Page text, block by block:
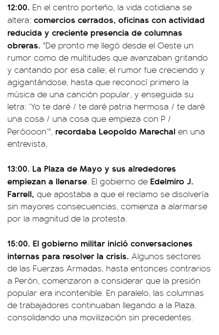
12:00. En el centro porteño, la vida cotidiana se
altera: comercios cerrados, oficinas con actividad
reducida y creciente presencia de columnas
obreras. "De pronto me llegó desde el Oeste un
rumor como de multitudes que avanzaban gritando
y cantando por esa calle; el rumor fue creciendo y
agigantándose, hasta que reconocí primero la
música de una canción popular, y enseguida su
letra: ‘Yo te daré / te daré patria hermosa / te daré
una cosa / una cosa que empieza con P /
Peróooon’", recordaba Leopoldo Marechal en una
entrevista,
13:00. La Plaza de Mayo y sus alrededores
empiezan a llenarse. El gobierno de Edelmiro J.
Farrell, que apostaba a que el reclamo se disolvería
sin mayores consecuencias, comienza a alarmarse
por la magnitud de la protesta.
15:00. El gobierno militar inició conversaciones
internas para resolver la crisis. Algunos sectores
de las Fuerzas Armadas, hasta entonces contrarios
a Perón, comenzaron a considerar que la presión
popular era incontenible. En paralelo, las columnas
de trabajadores continuaban llegando a la Plaza,
consolidando una movilización sin precedentes.